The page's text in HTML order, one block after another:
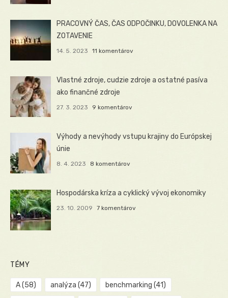
PRACOVNÝ ČAS, ČAS ODPOČINKU, DOVOLENKA NA
ZOTAVENIE
14. 5. 2023 11 komentárov
Vlastné zdroje, cudzie zdroje a ostatné pasíva
ako finančné zdroje
27. 3. 2023 9 komentárov
Výhody a nevýhody vstupu krajiny do Európskej
únie
8. 4. 2023 8 komentárov
Hospodárska kríza a cyklický vývoj ekonomiky
23. 10. 2009 7 komentárov
TÉMY
A(58) analýza (47) benchmarking (41)